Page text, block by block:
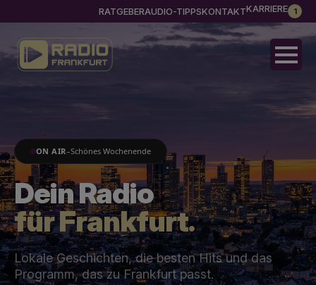
RATGEBERAUDIO-TIPPSKONTAKTKARRIERE 1
ON AIR–Schönes Wochenende
Dein Radio
für Frankfurt.
Lokale Geschichten, die besten Hits und das
Programm, das zu Frankfurt passt.